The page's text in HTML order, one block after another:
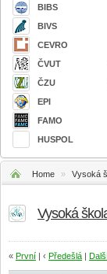
BIBS
BIVS
CEVRO
ČVUT
ČZU
EPI
FAMO
HUSPOL
Home » Vysoká
Vysoká
« První | ‹ Předešlá |